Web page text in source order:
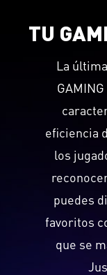
TU
La
eficiencia
los
puedes
favoritos
que se